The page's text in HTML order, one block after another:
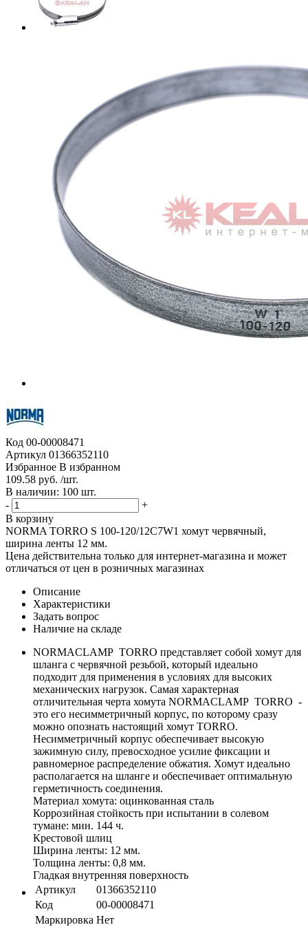
Код 00-00008471
Артикул 01366352110
Избранное В избранном
109.58 руб. /шт.
В наличии: 100 шт.
-
+
В корзину
NORMA TORRO S 100-120/12C7W1 хомут червячный,
ширина ленты 12 мм.
Цена действительна только для интернет-магазина и может
отличаться от цен в розничных магазинах
Описание
Характеристики
Задать вопрос
Наличие на складе
NORMACLAMP TORRO представляет собой хомут для
шланга с червячной резьбой, который идеально
подходит для применения в условиях для высоких
механических нагрузок. Самая характерная
отличительная черта хомута NORMACLAMP TORRO -
это его несимметричный корпус, по которому сразу
можно опознать настоящий хомут TORRO.
Несимметричный корпус обеспечивает высокую
зажимную силу, превосходное усилие фиксации и
равномерное распределение обжатия. Хомут идеально
располагается на шланге и обеспечивает оптимальную
герметичность соединения.
Материал хомута: оцинкованная сталь
Коррозийная стойкость при испытании в солевом
тумане: мин. 144 ч.
Крестовой шлиц
Ширина ленты: 12 мм.
Толщина ленты: 0,8 мм.
Гладкая внутренняя поверхность
Артикул
01366352110
Код
00-00008471
Маркировка Нет